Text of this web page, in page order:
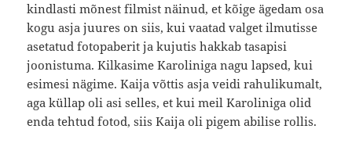
kindlasti mõnest filmist näinud, et kõige ägedam osa
kogu asja juures on siis, kui vaatad valget ilmutisse
asetatud fotopaberit ja kujutis hakkab tasapisi
joonistuma. Kilkasime Karoliniga nagu lapsed, kui
esimesi nägime. Kaija võttis asja veidi rahulikumalt,
aga küllap oli asi selles, et kui meil Karoliniga olid
enda tehtud fotod, siis Kaija oli pigem abilise rollis.